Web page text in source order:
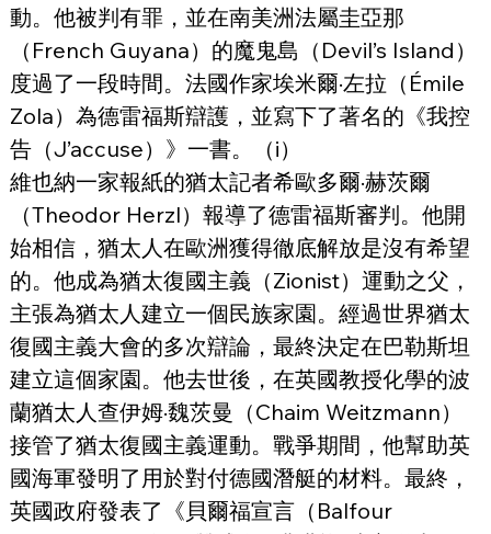
動。他被判有罪，並在南美洲法屬圭亞那
（French Guyana）的魔鬼島（Devil’s Island）
度過了一段時間。法國作家埃米爾·左拉（Émile
Zola）為德雷福斯辯護，並寫下了著名的《我控
告（J’accuse）》一書。（i）
維也納一家報紙的猶太記者希歐多爾·赫茨爾
（Theodor Herzl）報導了德雷福斯審判。他開
始相信，猶太人在歐洲獲得徹底解放是沒有希望
的。他成為猶太復國主義（Zionist）運動之父，
主張為猶太人建立一個民族家園。經過世界猶太
復國主義大會的多次辯論，最終決定在巴勒斯坦
建立這個家園。他去世後，在英國教授化學的波
蘭猶太人查伊姆·魏茨曼（Chaim Weitzmann）
接管了猶太復國主義運動。戰爭期間，他幫助英
國海軍發明了用於對付德國潛艇的材料。最終，
英國政府發表了《貝爾福宣言（Balfour